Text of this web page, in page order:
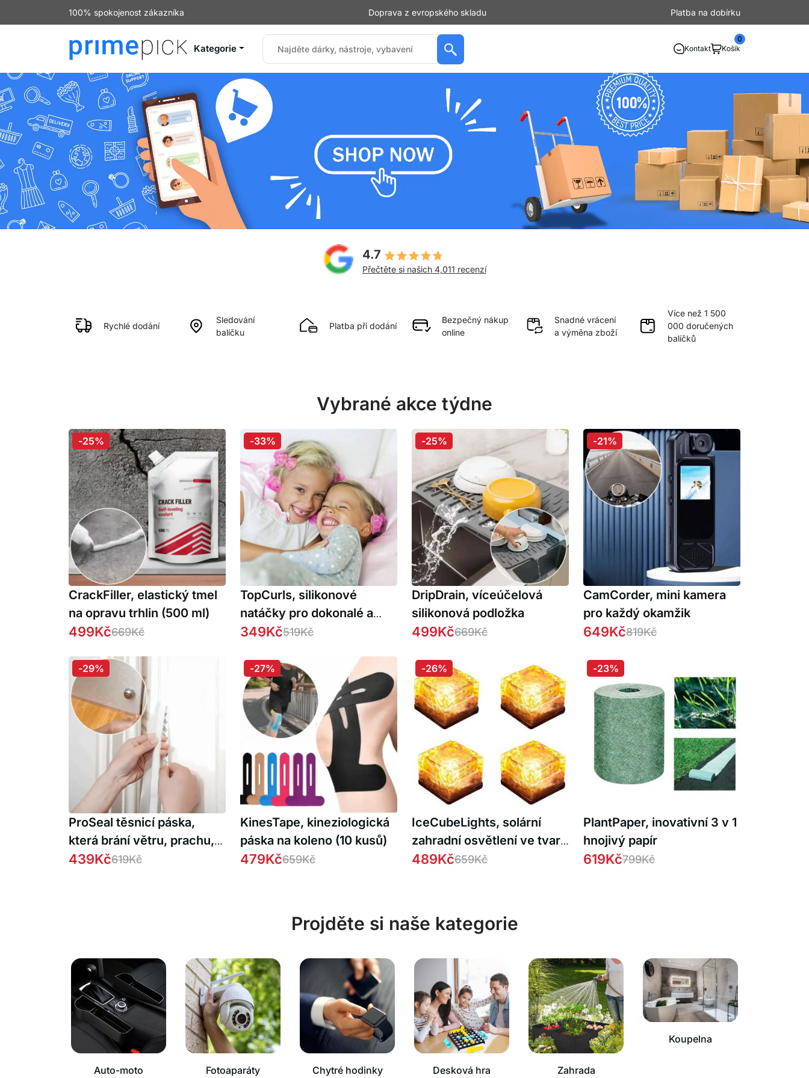
100% spokojenost zákazníka Doprava z evropského skladu Platba na dobírku
Kategorie Kontakt Košík
0
4.7
Přečtěte si našich 4,011 recenzí
Rychlé dodání
Sledování
balíčku
Platba při dodání
Bezpečný nákup
online
Snadné vrácení
a výměna zboží
Více než 1 500
000 doručených
balíčků
Vybrané akce týdne
CrackFiller, elastický tmel
na opravu trhlin (500 ml)
499Kč669Kč
-25%
TopCurls, silikonové
natáčky pro dokonalé a
dlouhotrvající vlny (20 ks.)
349Kč519Kč
-33%
DripDrain, víceúčelová
silikonová podložka
499Kč669Kč
-25%
CamCorder, mini kamera
pro každý okamžik
649Kč819Kč
-21%
ProSeal těsnicí páska,
která brání větru, prachu,
hluku a hmyzu vniknout do
439Kč619Kč
-29%
KinesTape, kineziologická
páska na koleno (10 kusů)
479Kč659Kč
-27%
IceCubeLights, solární
zahradní osvětlení ve tvaru
kostky (2 ks)
489Kč659Kč
-26%
PlantPaper, inovativní 3 v 1
hnojivý papír
619Kč799Kč
-23%
Projděte si naše kategorie
Auto-moto Fotoaparáty Chytré hodinky Desková hra Zahrada
Koupelna